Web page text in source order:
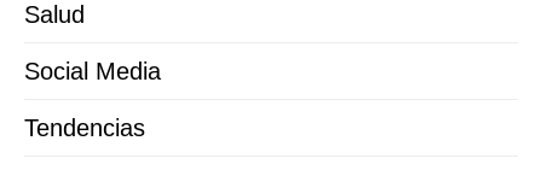
Salud
Social Media
Tendencias